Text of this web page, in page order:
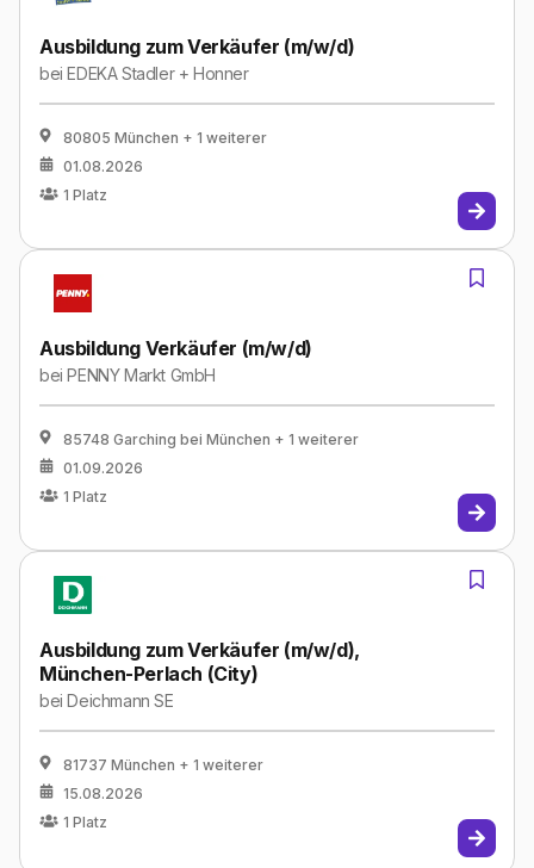
Ausbildung zum Verkäufer (m/w/d)
beiEDEKA Stadler + Honner
80805 München + 1 weiterer
01.08.2026
1 Platz
Ausbildung Verkäufer (m/w/d)
beiPENNY Markt GmbH
85748 Garching bei München + 1 weiterer
01.09.2026
1 Platz
Ausbildung zum Verkäufer (m/w/d),
München-Perlach (City)
beiDeichmann SE
81737 München + 1 weiterer
15.08.2026
1 Platz